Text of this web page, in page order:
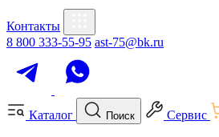
Контакты
8 800 333-55-95 ast-75@bk.ru
Каталог Поиск Сервис